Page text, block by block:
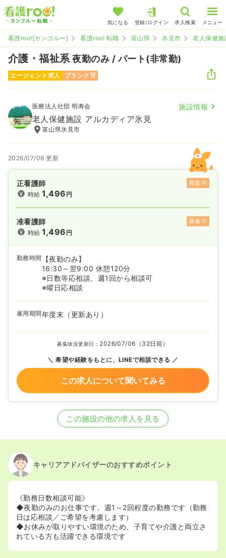
気になる 登録/ログイン 求人検索 メニュー
看護roo![カンゴルー] 看護roo! 転職 富山県 氷見市 老人保健
介護・福祉系夜勤のみ / パート(非常勤)
エージェント求人 ブランク可
医療法人社団 明寿会 施設情報
老人保健施設 アルカディア氷見
富山県氷見市
2026/07/06 更新
正看護師
募集中
時給1,496 円
准看護師
募集中
時給1,496 円
勤務時間
【夜勤のみ】
16:30～翌9:00 休憩120分
※日数等応相談、週1回から相談可
※曜日応相談
雇用期間年度末（更新あり）
募集状況更新日： 2026/07/06（32日前）
希望や経験をもとに、LINEで相談できる
この求人について聞いてみる
この施設の他の求人を見る
キャリアアドバイザーのおすすめポイント
《勤務日数相談可能》
◆夜勤のみのお仕事です。週1～2回程度の勤務です（勤務
日は応相談／ご希望を考慮します）
◆お休みが取りやすい環境のため、子育てや介護と両立さ
れている方も活躍できる環境です